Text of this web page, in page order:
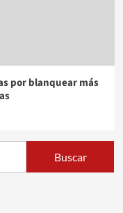
por blanquear más